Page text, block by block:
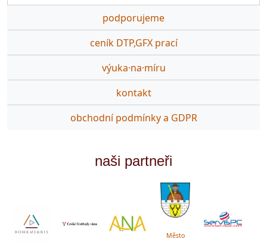
podporujeme
ceník DTP,GFX prací
výuka·na·míru
kontakt
obchodní podmínky a GDPR
naši partneři
Město